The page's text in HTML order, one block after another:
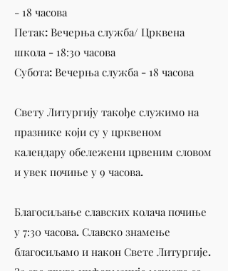
- 18 часова
Петак: Вечерња служба/ Црквена
школа - 18:30 часова
Субота: Вечерња служба - 18 часова
Свету Литургију такође служимо на
празнике који су у црквеном
календару обележени црвеним словом
и увек почиње у 9 часова.
Благосиљање славских колача почиње
у 7:30 часова. Славско знамење
благосиљамо и након Свете Литургије.